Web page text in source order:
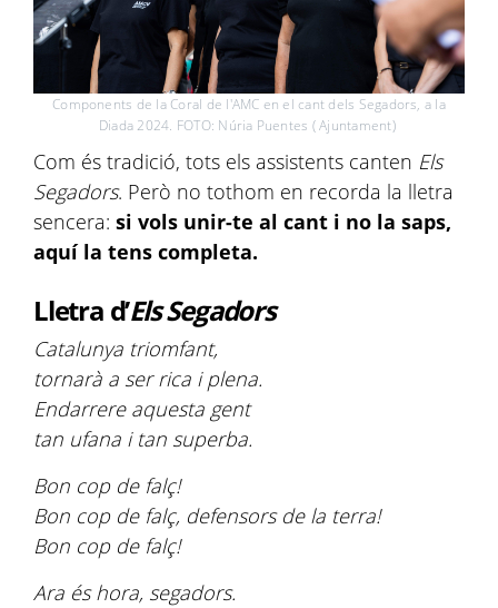
Components de la Coral de l'AMC en el cant dels Segadors, a la
Diada 2024. FOTO: Núria Puentes ( Ajuntament)
Com és tradició, tots els assistents canten Els
Segadors. Però no tothom en recorda la lletra
sencera: si vols unir-te al cant i no la saps,
aquí la tens completa.
Lletra d’Els Segadors
Catalunya triomfant,
tornarà a ser rica i plena.
Endarrere aquesta gent
tan ufana i tan superba.
Bon cop de falç!
Bon cop de falç, defensors de la terra!
Bon cop de falç!
Ara és hora, segadors.